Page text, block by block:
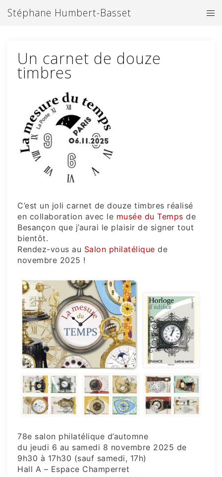
auStéphane Humbert-Basset
Un carnet de douze
timbres
C’est un joli carnet de douze timbres réalisé
en collaboration avec le musée du Temps de
Besançon que j’aurai le plaisir de signer tout
bientôt.
Rendez-vous au Salon philatélique de
novembre 2025 !
78e salon philatélique d’automne
du jeudi 6 au samedi 8 novembre 2025 de
9h30 à 17h30 (sauf samedi, 17h)
Hall A – Espace Champerret